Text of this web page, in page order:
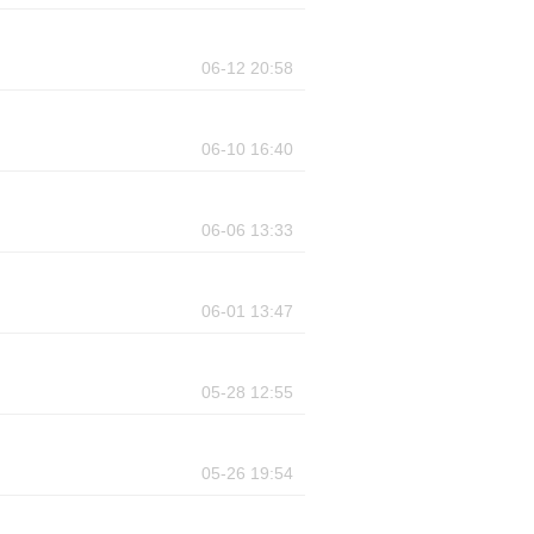
06-12 20:58
06-10 16:40
06-06 13:33
06-01 13:47
05-28 12:55
05-26 19:54